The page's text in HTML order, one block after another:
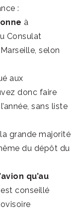
:
à
Consulat
selon
aux
donc faire
sans liste
grande majorité
du dépôt du
qu’au
conseillé